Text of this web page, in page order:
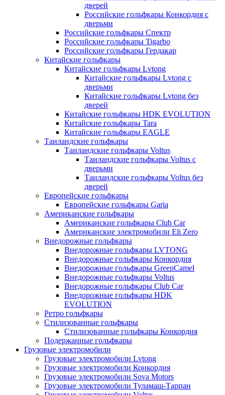
дверей
Российские гольфкары Конкордия с
дверьми
Российские гольфкары Спектр
Российские гольфкары Tigarbo
Российские гольфкары Гердакар
Китайские гольфкары
Китайские гольфкары Lvtong
Китайские гольфкары Lvtong с
дверьми
Китайские гольфкары Lvtong без
дверей
Китайские гольфкары HDK EVOLUTION
Китайские гольфкары Tara
Китайские гольфкары EAGLE
Таиландские гольфкары
Таиландские гольфкары Voltus
Таиландские гольфкары Voltus с
дверьми
Таиландские гольфкары Voltus без
дверей
Европейские гольфкары
Европейские гольфкары Garia
Американские гольфкары
Американские гольфкары Club Car
Американские электромобили Eli Zero
Внедорожные гольфкары
Внедорожные гольфкары LVTONG
Внедорожные гольфкары Конкордия
Внедорожные гольфкары GreenCamel
Внедорожные гольфкары Voltus
Внедорожные гольфкары Club Car
Внедорожные гольфкары HDK
EVOLUTION
Ретро гольфкары
Стилизованные гольфкары
Стилизованные гольфкары Конкордия
Подержанные гольфкары
Грузовые электромобили
Грузовые электромобили Lvtong
Грузовые электромобили Конкордия
Грузовые электромобили Sova Motors
Грузовые электромобили Туламаш-Тарпан